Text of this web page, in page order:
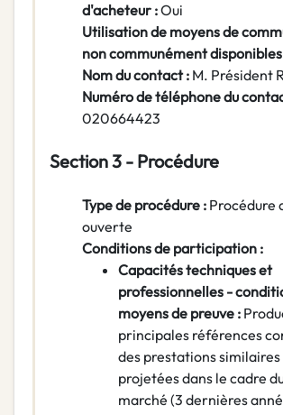
d'acheteur :Oui
Utilisation de moyens de
non communément
Nom du contact : M. Président
Numéro de téléphone du
020664423
Section 3 - Procédure
Type de procédure : Procédure
ouverte
Conditions de participation :
Capacités techniques et
professionnelles -
moyens de preuve :
principales références
des prestations similaires
projetées dans le cadre
marché (3 dernières